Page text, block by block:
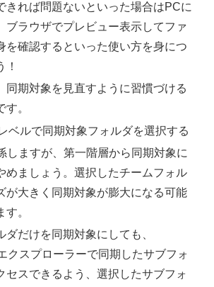
きれば問題ないといった場合はPCに
ブラウザでプレビュー表示してファ
を確認するといった使い方を身につ
！
同期対象を見直すように習慣づける
す。
ベルで同期対象フォルダを選択する
しますが、第一階層から同期対象に
めましょう。選択したチームフォル
が大きく同期対象が膨大になる可能
す。
ダだけを同期対象にしても、
クスプローラーで同期したサブフォ
セスできるよう、選択したサブフォ